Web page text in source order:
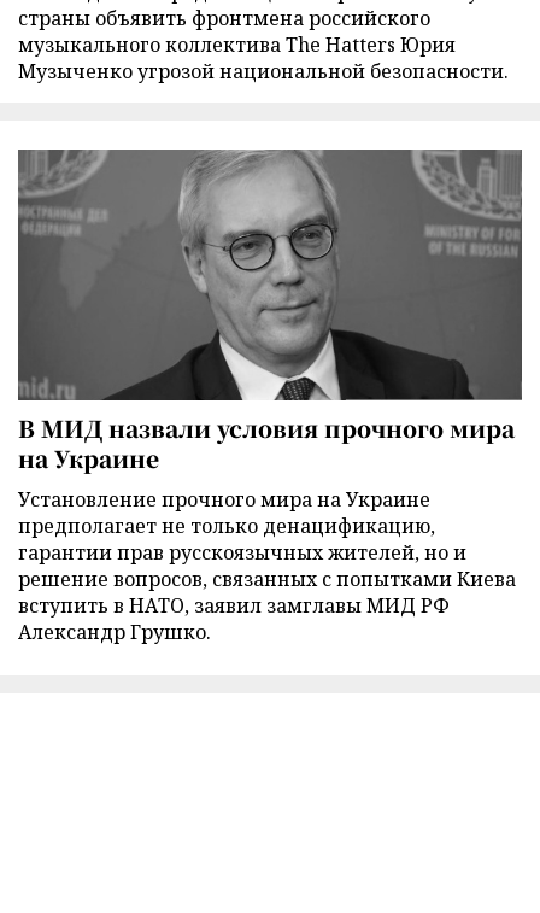
страны объявить фронтмена российского
музыкального коллектива The Hatters Юрия
Музыченко угрозой национальной безопасности.
В МИД назвали условия прочного мира
на Украине
Установление прочного мира на Украине
предполагает не только денацификацию,
гарантии прав русскоязычных жителей, но и
решение вопросов, связанных с попытками Киева
вступить в НАТО, заявил замглавы МИД РФ
Александр Грушко.